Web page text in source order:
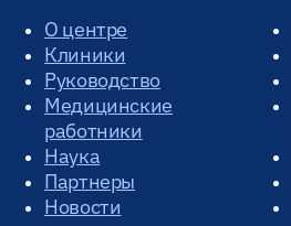
О центре
Клиники
Руководство
Медицинские
работники
Наука
Партнеры
Новости